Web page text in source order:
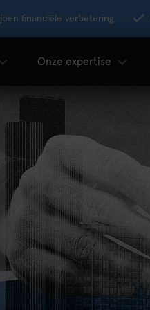
financiële verbetering
Onze expertise